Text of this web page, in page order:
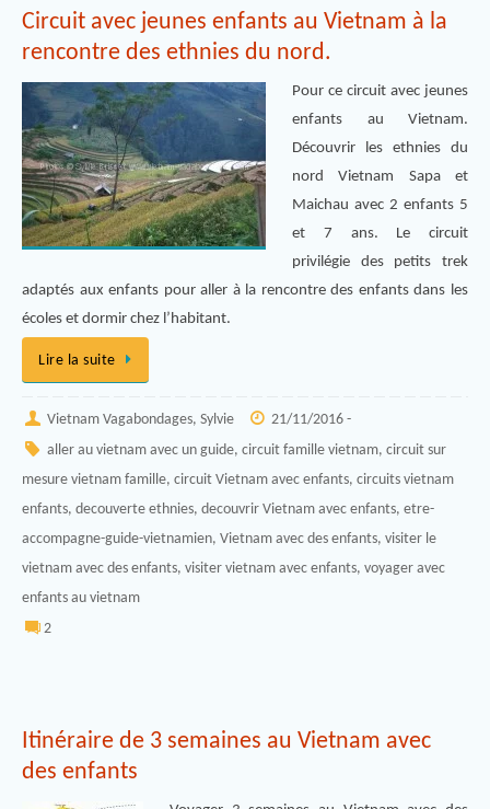
Circuit avec jeunes enfants au Vietnam à la
rencontre des ethnies du nord.
Pour ce circuit avec jeunes
enfants au Vietnam.
Découvrir les ethnies du
nord Vietnam Sapa et
Maichau avec 2 enfants 5
et 7 ans. Le circuit
privilégie des petits trek
adaptés aux enfants pour aller à la rencontre des enfants dans les
écoles et dormir chez l’habitant.
Lire la suite
Vietnam Vagabondages, Sylvie 21/11/2016 -
aller au vietnam avec un guide, circuit famille vietnam, circuit sur
mesure vietnam famille, circuit Vietnam avec enfants, circuits vietnam
enfants, decouverte ethnies, decouvrir Vietnam avec enfants, etre-
accompagne-guide-vietnamien, Vietnam avec des enfants, visiter le
vietnam avec des enfants, visiter vietnam avec enfants, voyager avec
enfants au vietnam
2
Itinéraire de 3 semaines au Vietnam avec
des enfants